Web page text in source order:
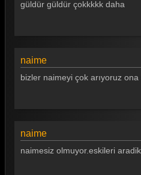
güldür güldür çokkkkk daha
naime
bizler naimeyi çok arıyoruz
naime
naimesiz olmuyor.eskileri aradik